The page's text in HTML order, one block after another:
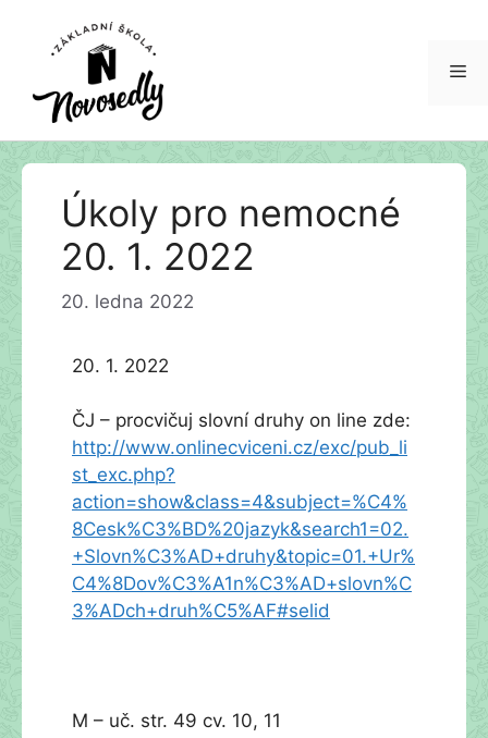
Přeskočit
Úkoly pro nemocné
20. 1. 2022
20. ledna 2022
20. 1. 2022
ČJ – procvičuj slovní druhy on line zde:
http://www.onlinecviceni.cz/exc/pub_li
st_exc.php?
action=show&class=4&subject=%C4%
8Cesk%C3%BD%20jazyk&search1=02.
+Slovn%C3%AD+druhy&topic=01.+Ur%
C4%8Dov%C3%A1n%C3%AD+slovn%C
3%ADch+druh%C5%AF#selid
M – uč. str. 49 cv. 10, 11